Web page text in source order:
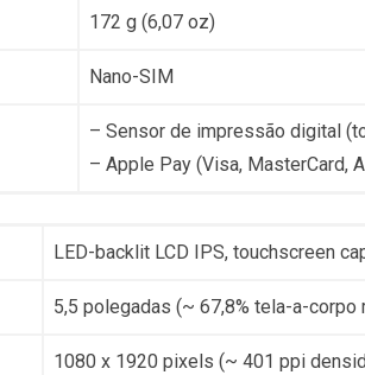
172 g (6,07 oz)
Nano-SIM
– Sensor de impressão digital
– Apple Pay (Visa, MasterCard,
LED-backlit LCD IPS, touchscreen
5,5 polegadas (~ 67,8% tela-a-corpo
1080 x 1920 pixels (~ 401 ppi